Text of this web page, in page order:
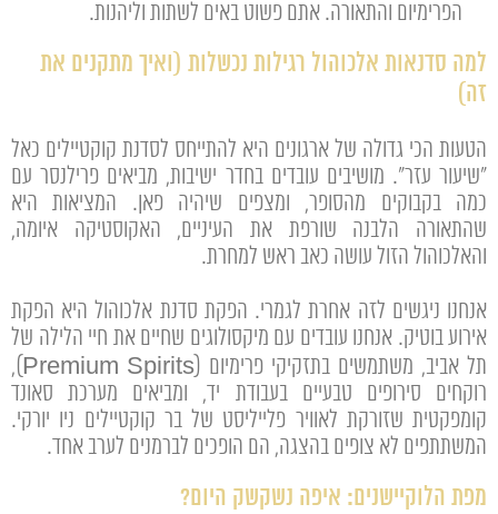
הפרימיום והתאורה. אתם פשוט באים לשתות וליהנות.
למה סדנאות אלכוהול רגילות נכשלות (ואיך מתקנים את
זה)
הטעות הכי גדולה של ארגונים היא להתייחס לסדנת קוקטיילים כאל
"שיעור עזר". מושיבים עובדים בחדר ישיבות, מביאים פרילנסר עם
כמה בקבוקים מהסופר, ומצפים שיהיה פאן. המציאות היא
שהתאורה הלבנה שורפת את העיניים, האקוסטיקה איומה,
והאלכוהול הזול עושה כאב ראש למחרת.
אנחנו ניגשים לזה אחרת לגמרי. הפקת סדנת אלכוהול היא הפקת
אירוע בוטיק. אנחנו עובדים עם מיקסולוגים שחיים את חיי הלילה של
תל אביב, משתמשים בתזקיקי פרימיום (Premium Spirits),
רוקחים סירופים טבעיים בעבודת יד, ומביאים מערכת סאונד
קומפקטית שזורקת לאוויר פלייליסט של בר קוקטיילים ניו יורקי.
המשתתפים לא צופים בהצגה, הם הופכים לברמנים לערב אחד.
מפת הלוקיישנים: איפה נשקשק היום?